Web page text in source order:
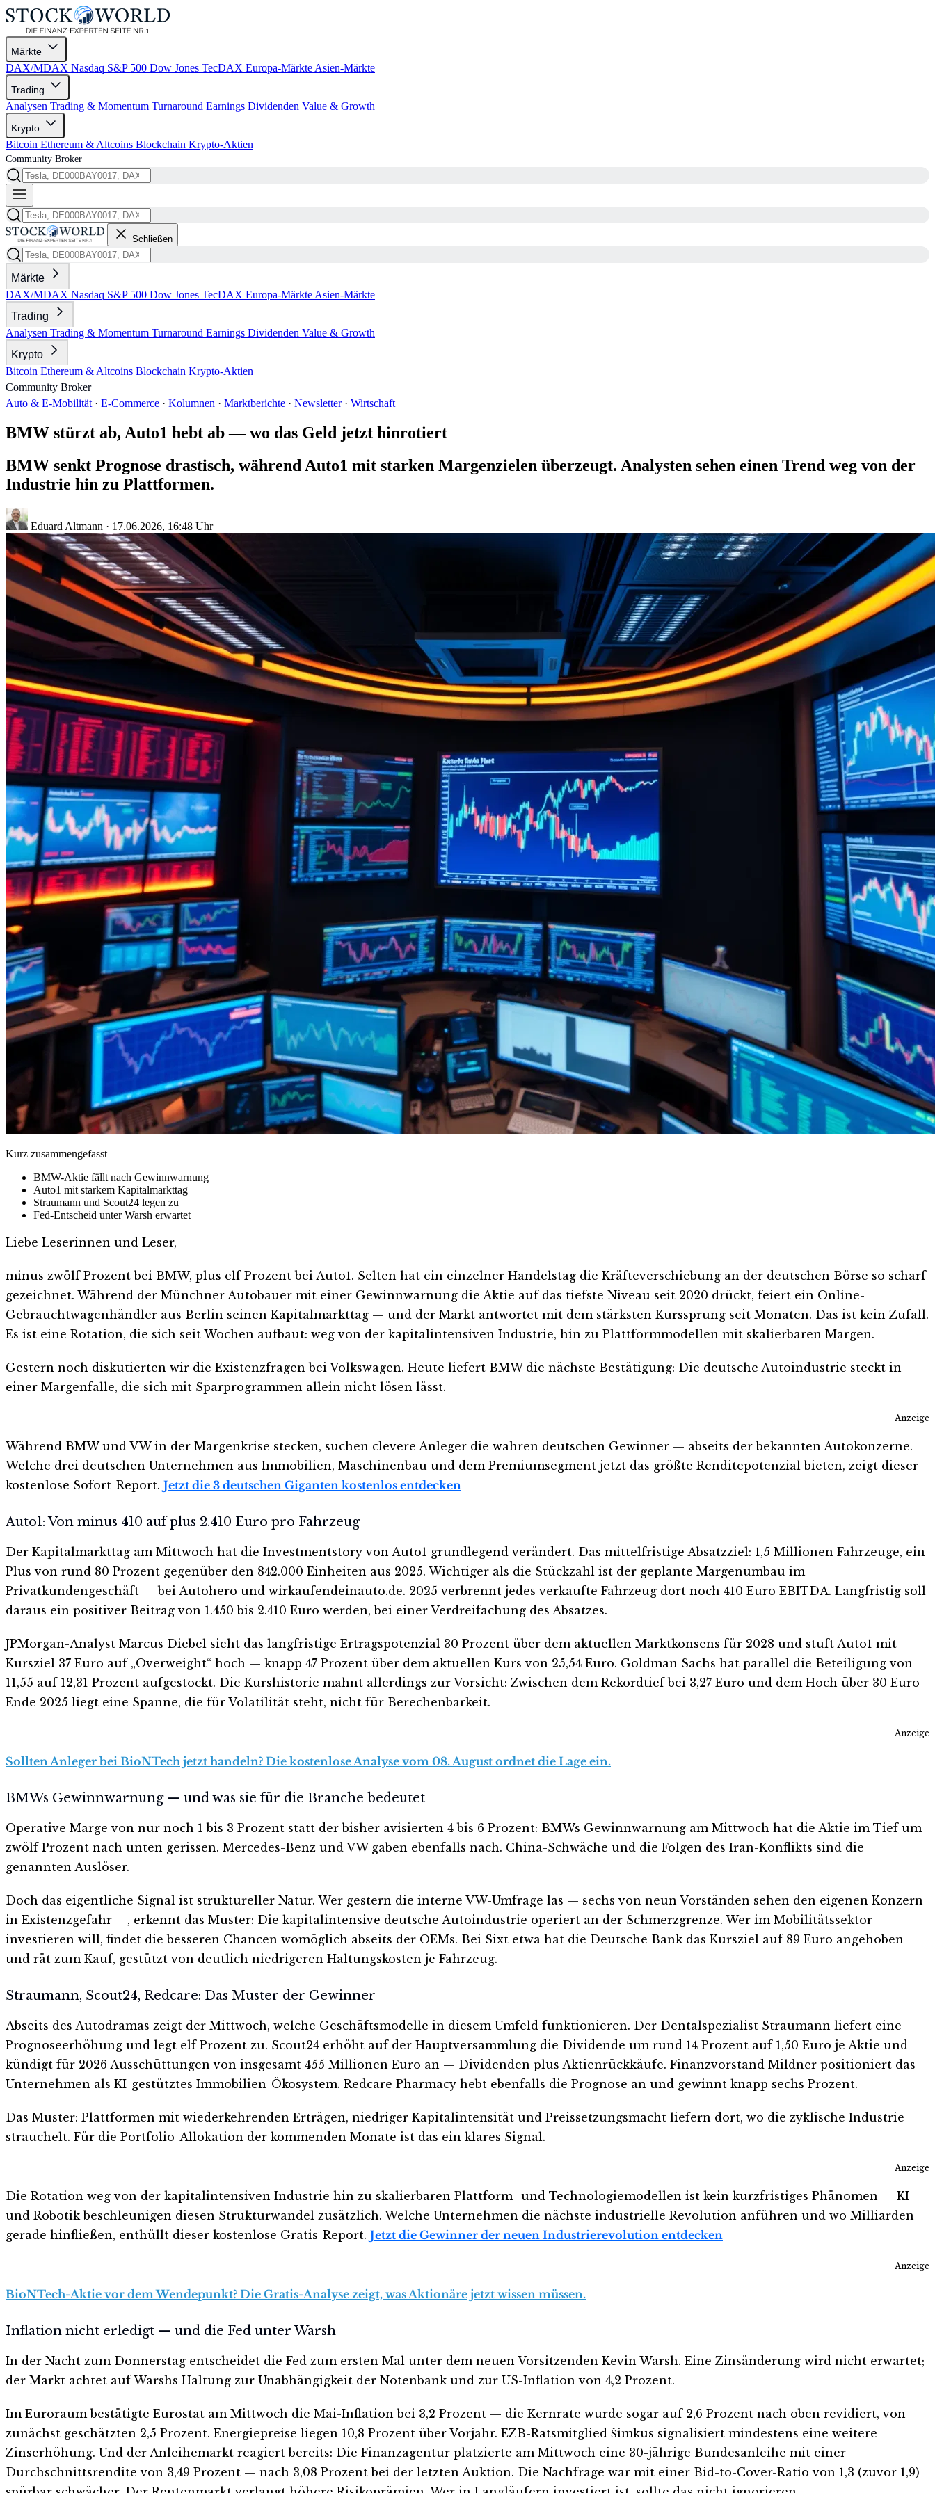
Märkte
DAX/MDAX Nasdaq S&P 500 Dow Jones TecDAX Europa-Märkte Asien-Märkte
Trading
Analysen Trading & Momentum Turnaround Earnings Dividenden Value & Growth
Krypto
Bitcoin Ethereum & Altcoins Blockchain Krypto-Aktien
Community Broker
Schließen
Märkte
DAX/MDAX Nasdaq S&P 500 Dow Jones TecDAX Europa-Märkte Asien-Märkte
Trading
Analysen Trading & Momentum Turnaround Earnings Dividenden Value & Growth
Krypto
Bitcoin Ethereum & Altcoins Blockchain Krypto-Aktien
Community Broker
Auto & E-Mobilität · E-Commerce · Kolumnen · Marktberichte · Newsletter · Wirtschaft
BMW stürzt ab, Auto1 hebt ab — wo das Geld jetzt hinrotiert
BMW senkt Prognose drastisch, während Auto1 mit starken Margenzielen überzeugt. Analysten sehen einen Trend weg von der
Industrie hin zu Plattformen.
Eduard Altmann · 17.06.2026, 16:48 Uhr
Kurz zusammengefasst
BMW-Aktie fällt nach Gewinnwarnung
Auto1 mit starkem Kapitalmarkttag
Straumann und Scout24 legen zu
Fed-Entscheid unter Warsh erwartet
Liebe Leserinnen und Leser,
minus zwölf Prozent bei BMW, plus elf Prozent bei Auto1. Selten hat ein einzelner Handelstag die Kräfteverschiebung an der deutschen Börse so scharf
gezeichnet. Während der Münchner Autobauer mit einer Gewinnwarnung die Aktie auf das tiefste Niveau seit 2020 drückt, feiert ein Online-
Gebrauchtwagenhändler aus Berlin seinen Kapitalmarkttag — und der Markt antwortet mit dem stärksten Kurssprung seit Monaten. Das ist kein Zufall.
Es ist eine Rotation, die sich seit Wochen aufbaut: weg von der kapitalintensiven Industrie, hin zu Plattformmodellen mit skalierbaren Margen.
Gestern noch diskutierten wir die Existenzfragen bei Volkswagen. Heute liefert BMW die nächste Bestätigung: Die deutsche Autoindustrie steckt in
einer Margenfalle, die sich mit Sparprogrammen allein nicht lösen lässt.
Anzeige
Während BMW und VW in der Margenkrise stecken, suchen clevere Anleger die wahren deutschen Gewinner — abseits der bekannten Autokonzerne.
Welche drei deutschen Unternehmen aus Immobilien, Maschinenbau und dem Premiumsegment jetzt das größte Renditepotenzial bieten, zeigt dieser
kostenlose Sofort-Report. Jetzt die 3 deutschen Giganten kostenlos entdecken
Auto1: Von minus 410 auf plus 2.410 Euro pro Fahrzeug
Der Kapitalmarkttag am Mittwoch hat die Investmentstory von Auto1 grundlegend verändert. Das mittelfristige Absatzziel: 1,5 Millionen Fahrzeuge, ein
Plus von rund 80 Prozent gegenüber den 842.000 Einheiten aus 2025. Wichtiger als die Stückzahl ist der geplante Margenumbau im
Privatkundengeschäft — bei Autohero und wirkaufendeinauto.de. 2025 verbrennt jedes verkaufte Fahrzeug dort noch 410 Euro EBITDA. Langfristig soll
daraus ein positiver Beitrag von 1.450 bis 2.410 Euro werden, bei einer Verdreifachung des Absatzes.
JPMorgan-Analyst Marcus Diebel sieht das langfristige Ertragspotenzial 30 Prozent über dem aktuellen Marktkonsens für 2028 und stuft Auto1 mit
Kursziel 37 Euro auf „Overweight“ hoch — knapp 47 Prozent über dem aktuellen Kurs von 25,54 Euro. Goldman Sachs hat parallel die Beteiligung von
11,55 auf 12,31 Prozent aufgestockt. Die Kurshistorie mahnt allerdings zur Vorsicht: Zwischen dem Rekordtief bei 3,27 Euro und dem Hoch über 30 Euro
Ende 2025 liegt eine Spanne, die für Volatilität steht, nicht für Berechenbarkeit.
Anzeige
Sollten Anleger bei BioNTech jetzt handeln? Die kostenlose Analyse vom 08. August ordnet die Lage ein.
BMWs Gewinnwarnung — und was sie für die Branche bedeutet
Operative Marge von nur noch 1 bis 3 Prozent statt der bisher avisierten 4 bis 6 Prozent: BMWs Gewinnwarnung am Mittwoch hat die Aktie im Tief um
zwölf Prozent nach unten gerissen. Mercedes-Benz und VW gaben ebenfalls nach. China-Schwäche und die Folgen des Iran-Konflikts sind die
genannten Auslöser.
Doch das eigentliche Signal ist struktureller Natur. Wer gestern die interne VW-Umfrage las — sechs von neun Vorständen sehen den eigenen Konzern
in Existenzgefahr —, erkennt das Muster: Die kapitalintensive deutsche Autoindustrie operiert an der Schmerzgrenze. Wer im Mobilitätssektor
investieren will, findet die besseren Chancen womöglich abseits der OEMs. Bei Sixt etwa hat die Deutsche Bank das Kursziel auf 89 Euro angehoben
und rät zum Kauf, gestützt von deutlich niedrigeren Haltungskosten je Fahrzeug.
Straumann, Scout24, Redcare: Das Muster der Gewinner
Abseits des Autodramas zeigt der Mittwoch, welche Geschäftsmodelle in diesem Umfeld funktionieren. Der Dentalspezialist Straumann liefert eine
Prognoseerhöhung und legt elf Prozent zu. Scout24 erhöht auf der Hauptversammlung die Dividende um rund 14 Prozent auf 1,50 Euro je Aktie und
kündigt für 2026 Ausschüttungen von insgesamt 455 Millionen Euro an — Dividenden plus Aktienrückkäufe. Finanzvorstand Mildner positioniert das
Unternehmen als KI-gestütztes Immobilien-Ökosystem. Redcare Pharmacy hebt ebenfalls die Prognose an und gewinnt knapp sechs Prozent.
Das Muster: Plattformen mit wiederkehrenden Erträgen, niedriger Kapitalintensität und Preissetzungsmacht liefern dort, wo die zyklische Industrie
strauchelt. Für die Portfolio-Allokation der kommenden Monate ist das ein klares Signal.
Anzeige
Die Rotation weg von der kapitalintensiven Industrie hin zu skalierbaren Plattform- und Technologiemodellen ist kein kurzfristiges Phänomen — KI
und Robotik beschleunigen diesen Strukturwandel zusätzlich. Welche Unternehmen die nächste industrielle Revolution anführen und wo Milliarden
gerade hinfließen, enthüllt dieser kostenlose Gratis-Report. Jetzt die Gewinner der neuen Industrierevolution entdecken
Anzeige
BioNTech-Aktie vor dem Wendepunkt? Die Gratis-Analyse zeigt, was Aktionäre jetzt wissen müssen.
Inflation nicht erledigt — und die Fed unter Warsh
In der Nacht zum Donnerstag entscheidet die Fed zum ersten Mal unter dem neuen Vorsitzenden Kevin Warsh. Eine Zinsänderung wird nicht erwartet;
der Markt achtet auf Warshs Haltung zur Unabhängigkeit der Notenbank und zur US-Inflation von 4,2 Prozent.
Im Euroraum bestätigte Eurostat am Mittwoch die Mai-Inflation bei 3,2 Prozent — die Kernrate wurde sogar auf 2,6 Prozent nach oben revidiert, von
zunächst geschätzten 2,5 Prozent. Energiepreise liegen 10,8 Prozent über Vorjahr. EZB-Ratsmitglied Šimkus signalisiert mindestens eine weitere
Zinserhöhung. Und der Anleihemarkt reagiert bereits: Die Finanzagentur platzierte am Mittwoch eine 30-jährige Bundesanleihe mit einer
Durchschnittsrendite von 3,49 Prozent — nach 3,08 Prozent bei der letzten Auktion. Die Nachfrage war mit einer Bid-to-Cover-Ratio von 1,3 (zuvor 1,9)